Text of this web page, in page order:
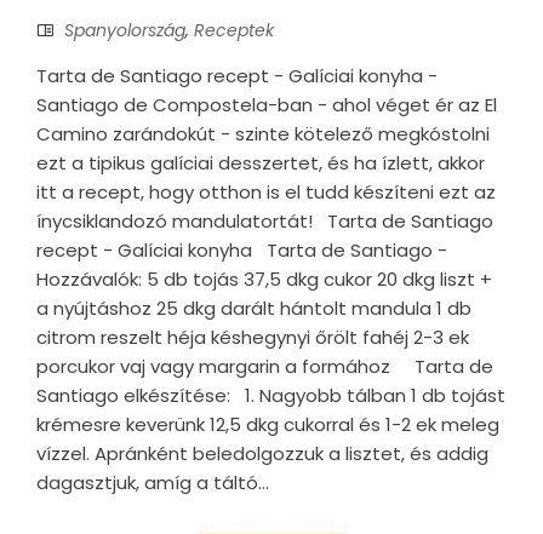
Spanyolország, Receptek
Tarta de Santiago recept - Galíciai konyha -
Santiago de Compostela-ban - ahol véget ér az El
Camino zarándokút - szinte kötelező megkóstolni
ezt a tipikus galíciai desszertet, és ha ízlett, akkor
itt a recept, hogy otthon is el tudd készíteni ezt az
ínycsiklandozó mandulatortát! Tarta de Santiago
recept - Galíciai konyha Tarta de Santiago -
Hozzávalók: 5 db tojás 37,5 dkg cukor 20 dkg liszt +
a nyújtáshoz 25 dkg darált hántolt mandula 1 db
citrom reszelt héja késhegynyi őrölt fahéj 2-3 ek
porcukor vaj vagy margarin a formához Tarta de
Santiago elkészítése: 1. Nagyobb tálban 1 db tojást
krémesre keverünk 12,5 dkg cukorral és 1-2 ek meleg
vízzel. Apránként beledolgozzuk a lisztet, és addig
dagasztjuk, amíg a táltó...